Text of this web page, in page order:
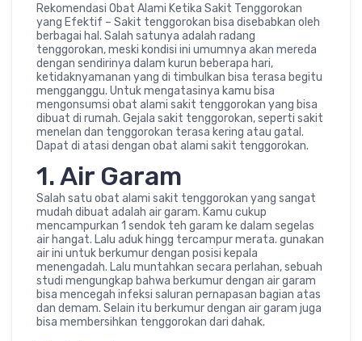
Rekomendasi Obat Alami Ketika Sakit Tenggorokan
yang Efektif – Sakit tenggorokan bisa disebabkan oleh
berbagai hal. Salah satunya adalah radang
tenggorokan, meski kondisi ini umumnya akan mereda
dengan sendirinya dalam kurun beberapa hari,
ketidaknyamanan yang di timbulkan bisa terasa begitu
mengganggu. Untuk mengatasinya kamu bisa
mengonsumsi obat alami sakit tenggorokan yang bisa
dibuat di rumah. Gejala sakit tenggorokan, seperti sakit
menelan dan tenggorokan terasa kering atau gatal.
Dapat di atasi dengan obat alami sakit tenggorokan.
1. Air Garam
Salah satu obat alami sakit tenggorokan yang sangat
mudah dibuat adalah air garam. Kamu cukup
mencampurkan 1 sendok teh garam ke dalam segelas
air hangat. Lalu aduk hingg tercampur merata. gunakan
air ini untuk berkumur dengan posisi kepala
menengadah. Lalu muntahkan secara perlahan, sebuah
studi mengungkap bahwa berkumur dengan air garam
bisa mencegah infeksi saluran pernapasan bagian atas
dan demam. Selain itu berkumur dengan air garam juga
bisa membersihkan tenggorokan dari dahak.